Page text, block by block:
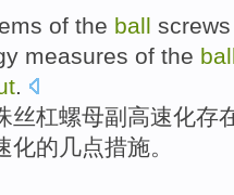
of the ball screws
measures of the
丝杠螺母副 高速化存
化的 几点措施。